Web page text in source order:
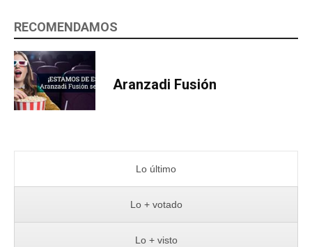
RECOMENDAMOS
Aranzadi Fusión
Lo último
Lo + votado
Lo + visto